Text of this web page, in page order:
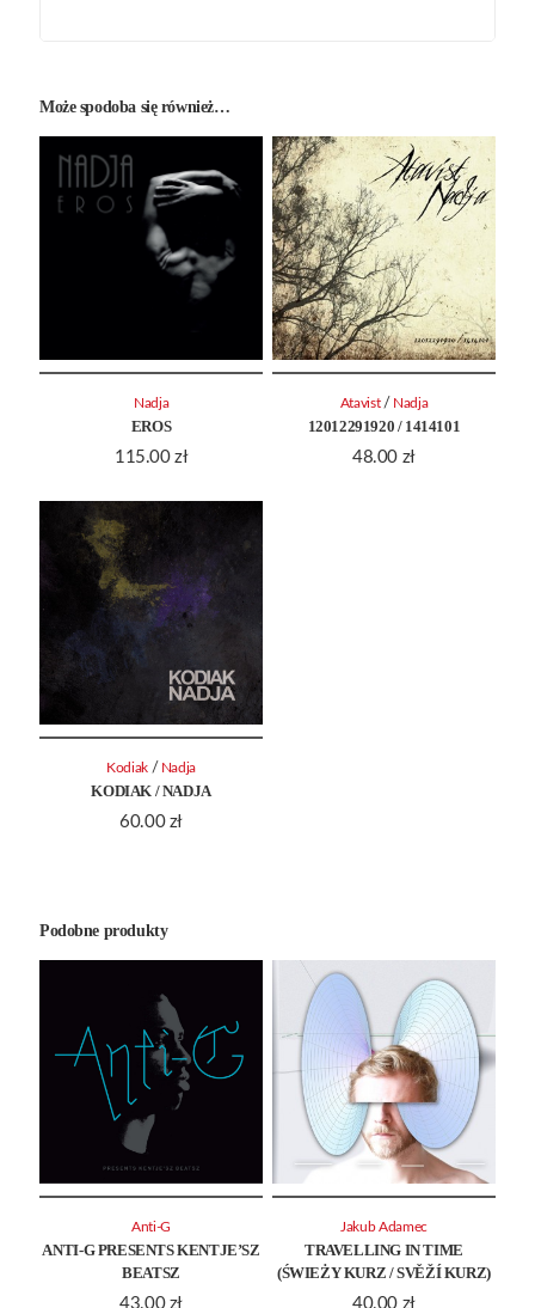
Może spodoba się również…
EROS
115.00 zł
Nadja
12012291920 / 1414101
48.00 zł
Atavist / Nadja
KODIAK / NADJA
60.00 zł
Kodiak / Nadja
Podobne produkty
ANTI-G PRESENTS KENTJE’SZ
BEATSZ
43.00 zł
Anti-G
TRAVELLING IN TIME
(ŚWIEŻY KURZ / SVĚŽÍ KURZ)
40.00 zł
Jakub Adamec